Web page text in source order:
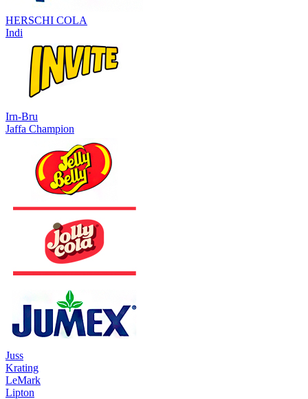
HERSCHI COLA
Indi
Irn-Bru
Jaffa Champion
Juss
Krating
LeMark
Lipton